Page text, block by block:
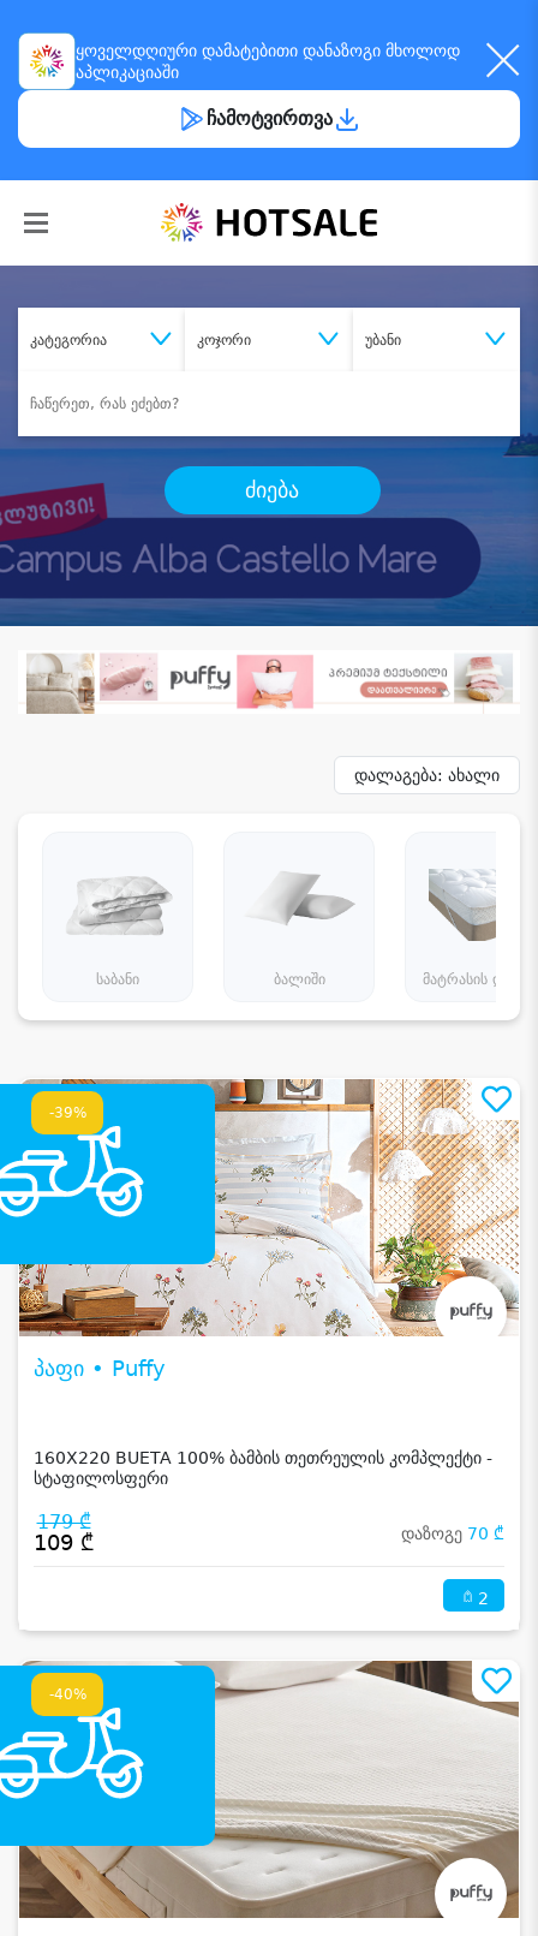
ყოველდღიური დამატებითი დანაზოგი მხოლოდ
აპლიკაციაში
ჩამოტვირთვა
კატეგორია კოჯორი უბანი
ძიება
დალაგება: ახალი
საბანი ბალიში მატრასის
-39%
პაფი • Puffy
160X220 BUETA 100% ბამბის თეთრეულის კომპლექტი -
სტაფილოსფერი
179 ₾
109 ₾ დაზოგე 70 ₾
2
-40%